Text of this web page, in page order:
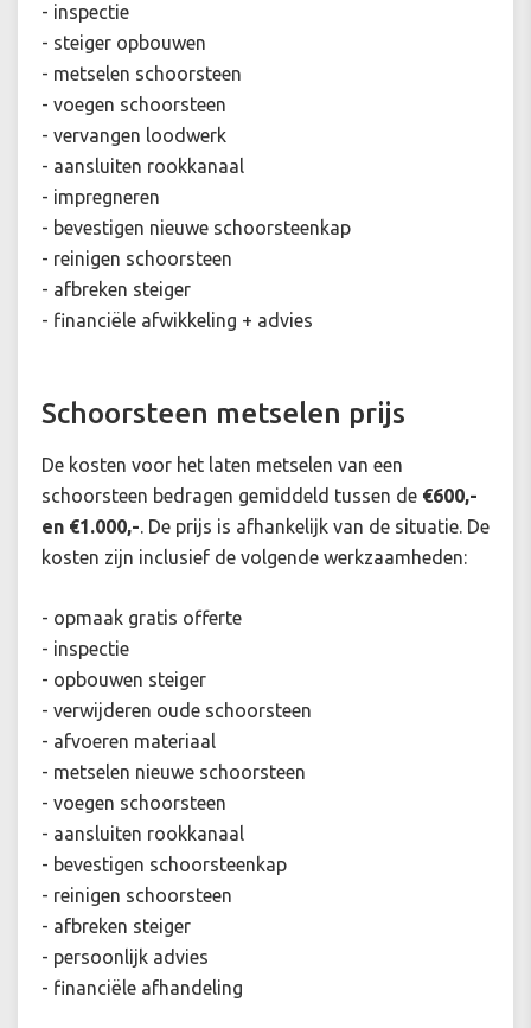
- inspectie
- steiger opbouwen
- metselen schoorsteen
- voegen schoorsteen
- vervangen loodwerk
- aansluiten rookkanaal
- impregneren
- bevestigen nieuwe schoorsteenkap
- reinigen schoorsteen
- afbreken steiger
- financiële afwikkeling + advies
Schoorsteen metselen prijs
De kosten voor het laten metselen van een
schoorsteen bedragen gemiddeld tussen de €600,-
en €1.000,-. De prijs is afhankelijk van de situatie. De
kosten zijn inclusief de volgende werkzaamheden:
- opmaak gratis offerte
- inspectie
- opbouwen steiger
- verwijderen oude schoorsteen
- afvoeren materiaal
- metselen nieuwe schoorsteen
- voegen schoorsteen
- aansluiten rookkanaal
- bevestigen schoorsteenkap
- reinigen schoorsteen
- afbreken steiger
- persoonlijk advies
- financiële afhandeling